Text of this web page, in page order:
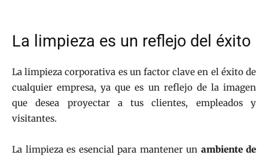
La limpieza es un reflejo del éxito
La limpieza corporativa es un factor clave en el éxito de
cualquier empresa, ya que es un reflejo de la imagen
que desea proyectar a tus clientes, empleados y
visitantes.
La limpieza es esencial para mantener un ambiente de